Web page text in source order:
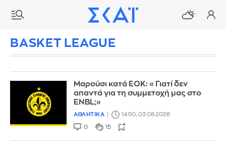
BASKET LEAGUE
Μαρούσι κατά ΕΟΚ: «Γιατί δεν
απαντά για τη συμμετοχή μας στο
ENBL;»
ΑΘΛΗΤΙΚΑ 14:50, 03.08.2026
0 15